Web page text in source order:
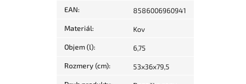
EAN: 8586006960941
Materiál: Kov
Objem (l): 6,75
Rozmery (cm): 53x36x79,5